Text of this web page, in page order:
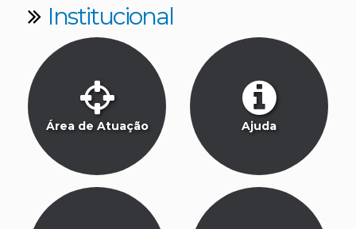
Institucional
Área de Atuação Ajuda